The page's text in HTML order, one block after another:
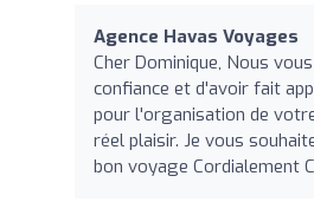
Agence Havas Voyages
Cher Dominique, Nous
confiance et d'avoir fait
pour l'organisation de
réel plaisir. Je vous
bon voyage Cordialement